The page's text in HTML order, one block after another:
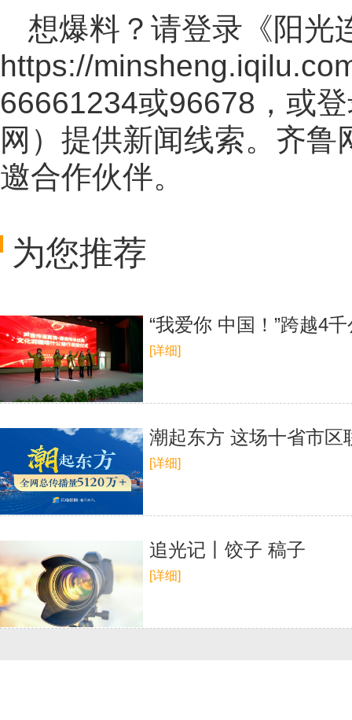
想爆料？请登录《阳光
https://
66661234或96678，或
网 ）提供新闻线索。齐鲁
邀合作伙伴。
为您推荐
“我爱你 中国！”跨越4
[详细]
潮起东方 这场十省市区
[详细]
追光记丨饺子 稿子
[详细]